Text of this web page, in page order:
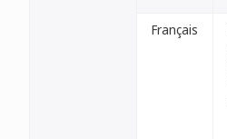
Français